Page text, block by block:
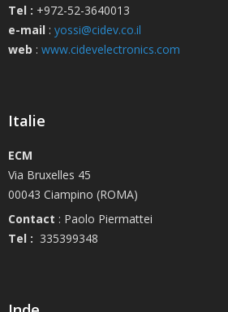
Tel : +972-52-3640013
e-mail : yossi@cidev.co.il
web : www.cidevelectronics.com
Italie
ECM
Via Bruxelles 45
00043 Ciampino (ROMA)
Contact : Paolo Piermattei
Tel : 335399348